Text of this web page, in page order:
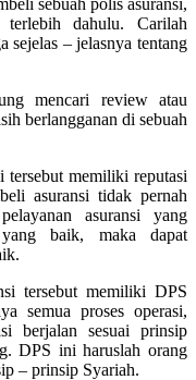
dahulu. Carilah
sejelas – jelasnya tentang
mencari review atau
berlangganan di sebuah
tersebut memiliki reputasi
asuransi tidak pernah
asuransi yang
baik, maka dapat
tersebut memiliki DPS
semua proses operasi,
berjalan sesuai prinsip
DPS ini haruslah orang
– prinsip Syariah.